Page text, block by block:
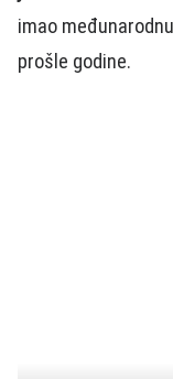
imao
prošle godine.